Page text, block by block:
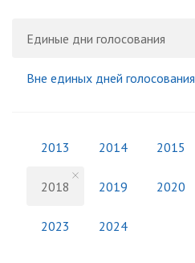
Единые дни голосования
Вне единых дней голосования
2013 2014 2015
2018 2019 2020
2023 2024